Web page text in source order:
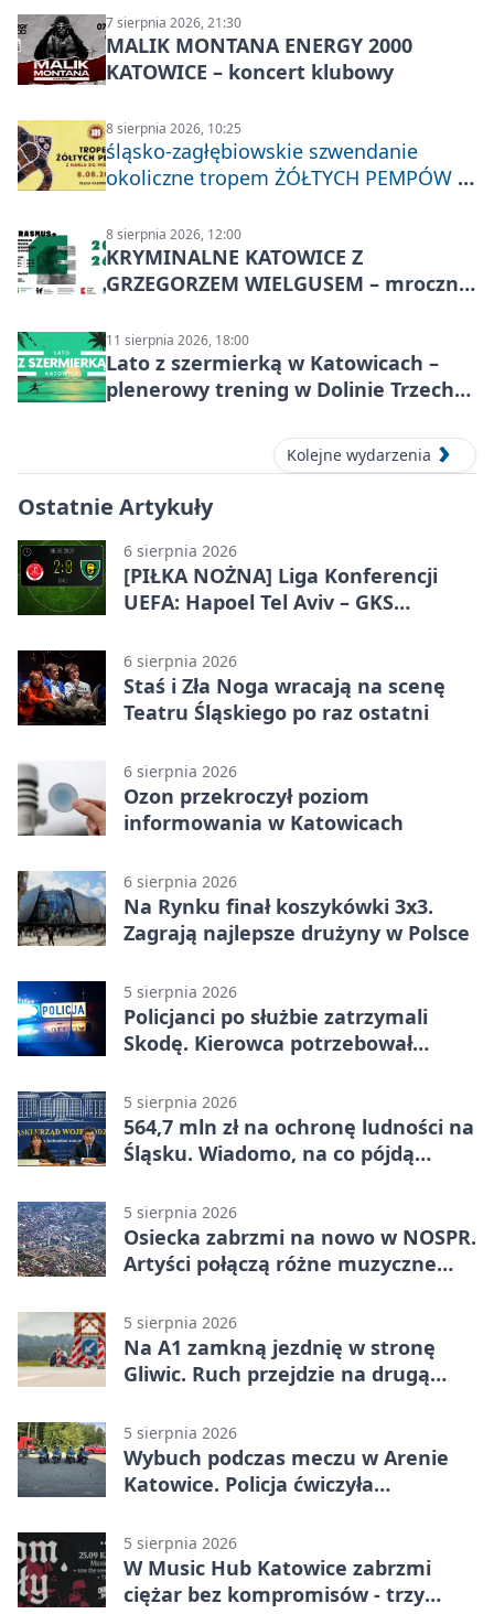
7 sierpnia 2026, 21:30
MALIK MONTANA ENERGY 2000
KATOWICE – koncert klubowy
8 sierpnia 2026, 10:25
śląsko-zagłębiowskie szwendanie
okoliczne tropem ŻÓŁTYCH PEMPÓW z
8 sierpnia 2026, 12:00
KRYMINALNE KATOWICE Z
GRZEGORZEM WIELGUSEM – mroczne
11 sierpnia 2026, 18:00
Lato z szermierką w Katowicach –
plenerowy trening w Dolinie Trzech
Kolejne wydarzenia
Ostatnie Artykuły
6 sierpnia 2026
[PIŁKA NOŻNA] Liga Konferencji
UEFA: Hapoel Tel Aviv – GKS
rundy kwalifikacyjnej
6 sierpnia 2026
Staś i Zła Noga wracają na scenę
Teatru Śląskiego po raz ostatni
6 sierpnia 2026
Ozon przekroczył poziom
informowania w Katowicach
6 sierpnia 2026
Na Rynku finał koszykówki 3x3.
Zagrają najlepsze drużyny w Polsce
5 sierpnia 2026
Policjanci po służbie zatrzymali
Skodę. Kierowca potrzebował
5 sierpnia 2026
564,7 mln zł na ochronę ludności na
Śląsku. Wiadomo, na co pójdą
5 sierpnia 2026
Osiecka zabrzmi na nowo w NOSPR.
Artyści połączą różne muzyczne
5 sierpnia 2026
Na A1 zamkną jezdnię w stronę
Gliwic. Ruch przejdzie na drugą
5 sierpnia 2026
Wybuch podczas meczu w Arenie
Katowice. Policja ćwiczyła
5 sierpnia 2026
W Music Hub Katowice zabrzmi
ciężar bez kompromisów - trzy